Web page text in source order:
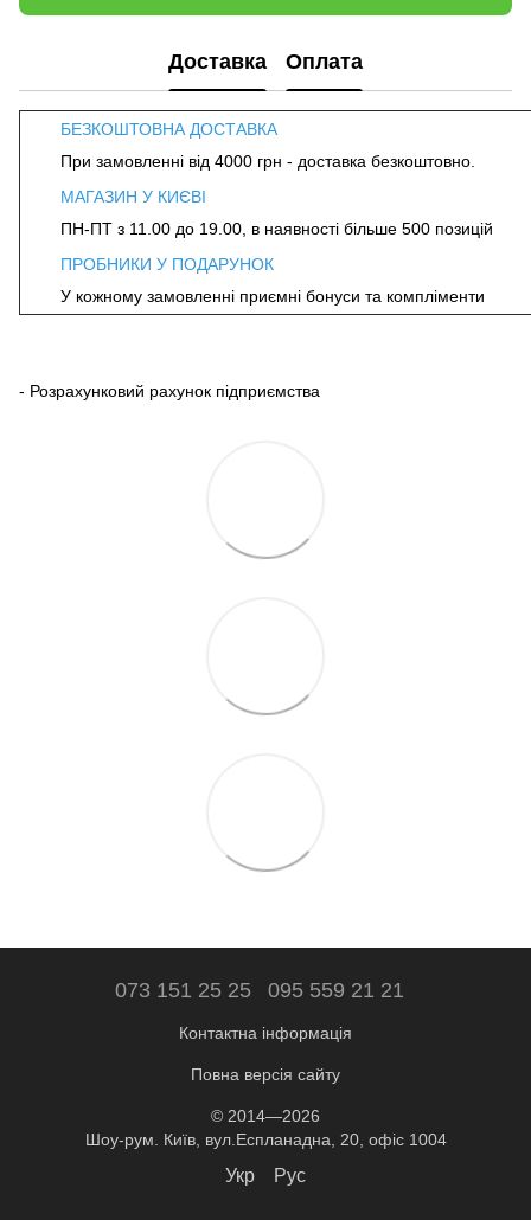
Доставка Оплата
БЕЗКОШТОВНА ДОСТАВКА
При замовленні від 4000 грн - доставка безкоштовно.
МАГАЗИН У КИЄВІ
ПН-ПТ з 11.00 до 19.00, в наявності більше 500 позицій
ПРОБНИКИ У ПОДАРУНОК
У кожному замовленні приємні бонуси та компліменти
- Розрахунковий рахунок підприємства
073 151 25 25 095 559 21 21
Контактна інформація
Повна версія сайту
© 2014—2026
Шоу-рум. Київ, вул.Еспланадна, 20, офіс 1004
Укр Рус